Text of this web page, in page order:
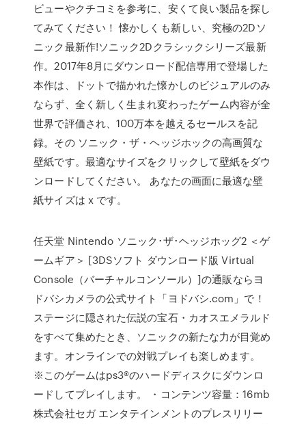
ビューやクチコミを参考に、安くて良い製品を探し
てみてください！ 懐かしくも新しい、究極の2Dソ
ニック最新作!ソニック2Dクラシックシリーズ最新
作。2017年8月にダウンロード配信専用で登場した
本作は、ドットで描かれた懐かしのビジュアルのみ
ならず、全く新しく生まれ変わったゲーム内容が全
世界で評価され、100万本を越えるセールスを記
録。その ソニック・ザ・ヘッジホックの高画質な
壁紙です。最適なサイズをクリックして壁紙をダウ
ンロードしてください。 あなたの画面に最適な壁
紙サイズは x です。
任天堂 Nintendo ソニック･ザ･ヘッジホッグ2 ＜ゲ
ームギア＞ [3DSソフト ダウンロード版 Virtual
Console（バーチャルコンソール）]の通販ならヨ
ドバシカメラの公式サイト「ヨドバシ.com」で！
ステージに隠された伝説の宝石・カオスエメラルド
をすべて集めたとき、ソニックの新たな力が目覚め
ます。オンラインでの対戦プレイも楽しめます。
※このゲームはps3®のハードディスクにダウンロ
ードしてプレイします。 ・コンテンツ容量：16mb
株式会社セガ エンタテインメントのプレスリリー